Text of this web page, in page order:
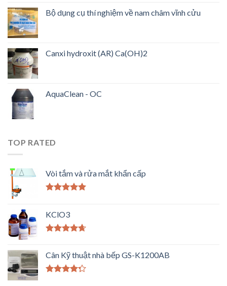
Bộ dụng cụ thí nghiệm về nam châm vĩnh cửu
Canxi hydroxit (AR) Ca(OH)2
AquaClean - OC
TOP RATED
Vòi tắm và rửa mắt khẩn cấp
sao
KClO3
5 sao
Cân Kỹ thuật nhà bếp GS-K1200AB